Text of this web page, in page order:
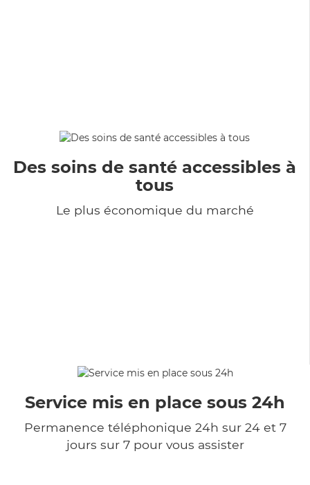
Des soins de santé accessibles à
tous
Le plus économique du marché
Service mis en place sous 24h
Permanence téléphonique 24h sur 24 et 7
jours sur 7 pour vous assister